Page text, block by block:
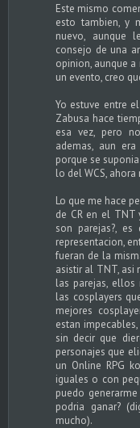
Este mismo
esto tambien, y
nuevo, aunque
consejo de una
opinion, aunque
un evento, creo
Yo estuve entre
Zabusa hace
esa vez, pero
ademas, aun
porque se
lo del WCS,
Lo que me hace
de CR en el TNT
son parejas?,
representacion,
fueran de la
asistir al TNT, asi
las parejas, ellos
las cosplayers
mejores
estan
sin decir que
personajes que
un Online RPG
iguales o con
puedo
podria ganar?
mucho).